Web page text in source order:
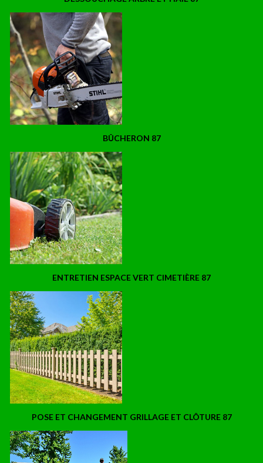
BÛCHERON 87
ENTRETIEN ESPACE VERT CIMETIÈRE 87
POSE ET CHANGEMENT GRILLAGE ET CLÔTURE 87